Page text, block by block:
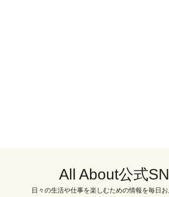
All About公式
日々の生活や仕事を楽しむための情報を毎日お